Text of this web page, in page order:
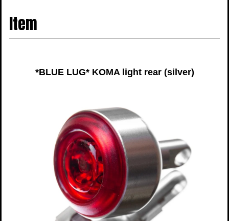
Item
*BLUE LUG* KOMA light rear (silver)